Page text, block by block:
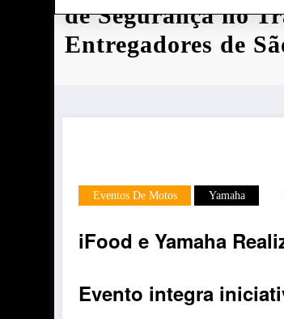
de Segurança no
Entregadores de
Eventos De Motos Yamaha
iFood e Yamaha
Evento integra